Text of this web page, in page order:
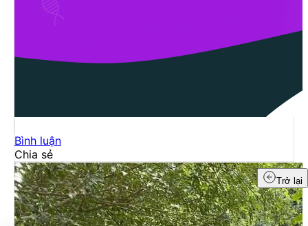
Trở lại
Bình luận
Chia sẻ